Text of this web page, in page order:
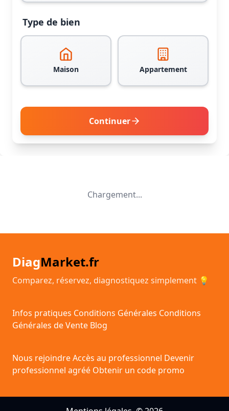
Type de bien
Maison Appartement
Continuer
Chargement...
DiagMarket.fr
Comparez, réservez, diagnostiquez simplement 💡
Infos pratiques Conditions Générales Conditions
Générales de Vente Blog
Nous rejoindreAccès au professionnel Devenir
professionnel agréé Obtenir un code promo